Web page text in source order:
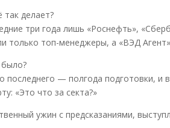
делает?
три года лишь «Роснефть»,
только топ-менеджеры, а «ВЭД
последнего — полгода подготовки,
«Это что за секта?»
ужин с предсказаниями,